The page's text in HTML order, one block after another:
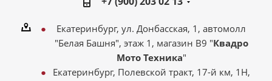
Екатеринбург, ул. Донбасская, 1, автомолл
"Белая Башня", этаж 1, магазин В9 "Квадро
Мото Техника"
Екатеринбург, Полевской тракт, 17-й км, 1Н,